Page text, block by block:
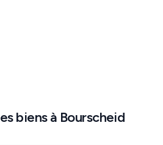
biens à Bourscheid